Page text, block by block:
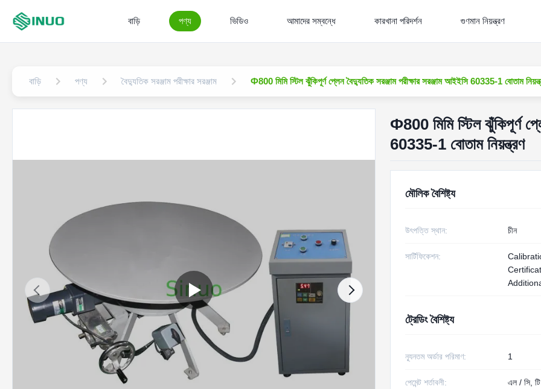
বাড়ি পণ্য ভিডিও আমাদের সম্বন্ধে কারখানা পরিদর্শন গুণমান নিয়ন্ত্রণ
বাড়ি পণ্য বৈদ্যুতিক সরঞ্জাম পরীক্ষার সরঞ্জাম Ф800 মিমি স্টিল ঝুঁকিপূর্ণ প্লেন বৈদ্যুতিক সরঞ্জাম পরীক্ষার সরঞ্জাম আইইসি 60335-1 বোতাম
Ф800 মিমি স্টিল ঝুঁকিপূর্ণ
60335-1 বোতাম নিয়ন্ত্রণ
মৌলিক বৈশিষ্ট্য
উৎপত্তি স্থান: চীন
সার্টিফিকেশন:
ট্রেডিং বৈশিষ্ট্য
ন্যূনতম অর্ডার পরিমাণ: 1
পেমেন্ট শর্তাবলী:
এল / সি, টি